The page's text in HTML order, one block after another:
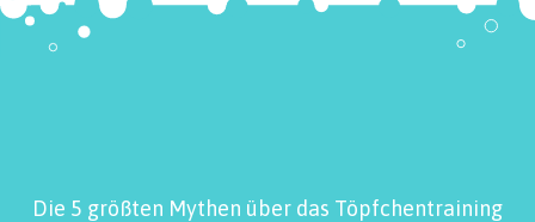
Die 5 größten Mythen über das Töpfchentraining